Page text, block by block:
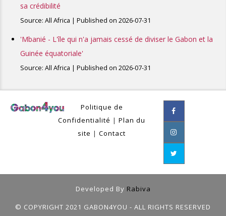
sa crédibilité
Source: All Africa Published on 2026-07-31
'Mbanié - L'île qui n'a jamais cessé de diviser le Gabon et la
Guinée équatoriale'
Source: All Africa Published on 2026-07-31
Politique de
Confidentialité | Plan du
site | Contact
Developed By Rabiva
© COPYRIGHT 2021 GABON4YOU - ALL RIGHTS RESERVED